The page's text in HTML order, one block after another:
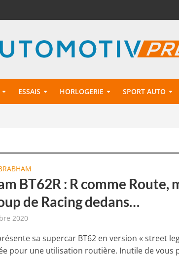
ESSAIS HORLOGERIE SPORT AUTO
BT62R : R comme Route,
de Racing dedans…
2020
sa supercar BT62 en version « street
pour une utilisation routière. Inutile de vous